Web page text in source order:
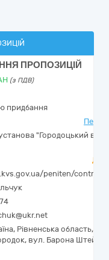
ПРОПОЗИЦІЙ
(з ПДВ)
придбання
"Городоцький
peniten/control/
, Рівненська область,
вул. Барона